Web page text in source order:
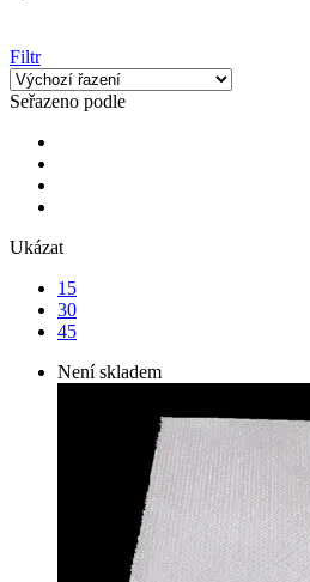
Filtr
Seřazeno podle
Ukázat
15
30
45
Není skladem